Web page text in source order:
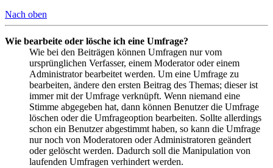
Nach oben
Wie bearbeite oder lösche ich eine Umfrage?
Wie bei den Beiträgen können Umfragen nur vom
ursprünglichen Verfasser, einem Moderator oder einem
Administrator bearbeitet werden. Um eine Umfrage zu
bearbeiten, ändere den ersten Beitrag des Themas; dieser ist
immer mit der Umfrage verknüpft. Wenn niemand eine
Stimme abgegeben hat, dann können Benutzer die Umfrage
löschen oder die Umfrageoption bearbeiten. Sollte allerdings
schon ein Benutzer abgestimmt haben, so kann die Umfrage
nur noch von Moderatoren oder Administratoren geändert
oder gelöscht werden. Dadurch soll die Manipulation von
laufenden Umfragen verhindert werden.